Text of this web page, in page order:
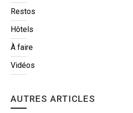
Restos
Hôtels
À faire
Vidéos
AUTRES ARTICLES